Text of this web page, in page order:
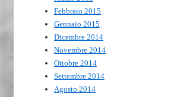
Febbraio 2015
Gennaio 2015
Dicembre 2014
Novembre 2014
Ottobre 2014
Settembre 2014
Agosto 2014